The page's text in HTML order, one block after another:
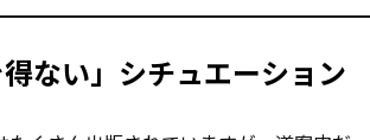
ない」シチュエーション